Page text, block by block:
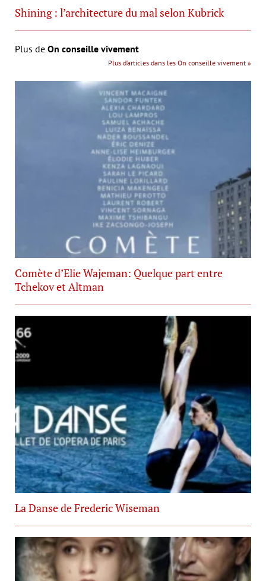
Shining : l’architecture du mal selon Kubrick
Plus de On conseille vivement
Plus d’articles dans les On conseille vivement »
Comète d’Elie Wajeman: Quelque part entre
Tchekov et Altman
La Danse de Frederic Wiseman